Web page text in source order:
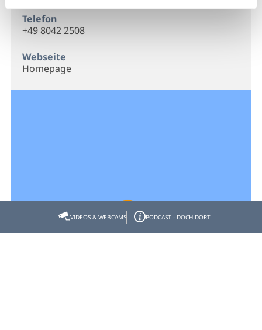
Telefon
+49 8042 2508
Webseite
Homepage
VIDEOS & WEBCAMS PODCAST - DOCH DORT